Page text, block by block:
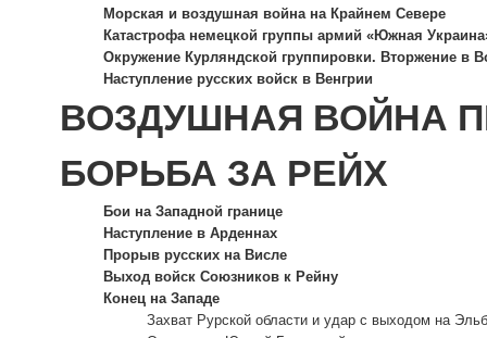
Морская и воздушная война на Крайнем Севере
Катастрофа немецкой группы армий «Южная
Окружение Курляндской группировки. Вторжение в
Наступление русских войск в Венгрии
ВОЗДУШНАЯ ВОЙНА
БОРЬБА ЗА РЕЙХ
Бои на Западной границе
Наступление в Арденнах
Прорыв русских на Висле
Выход войск Союзников к Рейну
Конец на Западе
Захват Рурской области и удар с выходом на